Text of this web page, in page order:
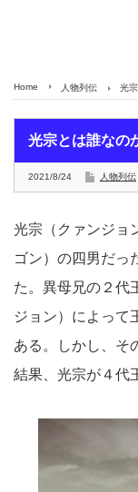
Home 人物列伝 光
光宗とは誰なの
2021/8/24 人物列伝
光宗（クァンジョ
ゴン）の四男だっ
た。異母兄の２代
ジョン）によって
ある。しかし、そ
結果、光宗が４代